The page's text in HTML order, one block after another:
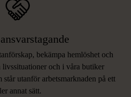
bekämpa hemlöshet och
livssituationer och i våra butiker
står utanför arbetsmarknaden på ett
annat sätt.